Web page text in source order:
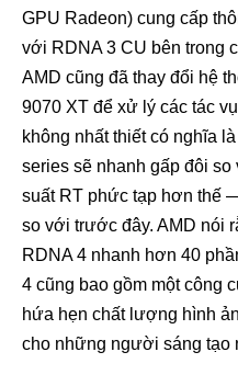
GPU Radeon) cung cấp
với RDNA 3 CU bên trong
AMD cũng đã thay đổi hệ
9070 XT để xử lý các tác
không nhất thiết có nghĩa
series sẽ nhanh gấp đôi
suất RT phức tạp hơn thế
so với trước đây. AMD nói
RDNA 4 nhanh hơn 40
4 cũng bao gồm một công
hứa hẹn chất lượng hình
cho những người sáng tạo